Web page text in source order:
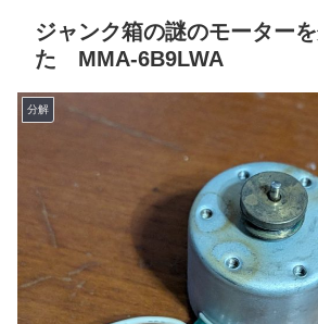
ジャンク箱の謎のモーター
た MMA-6B9LWA
分解